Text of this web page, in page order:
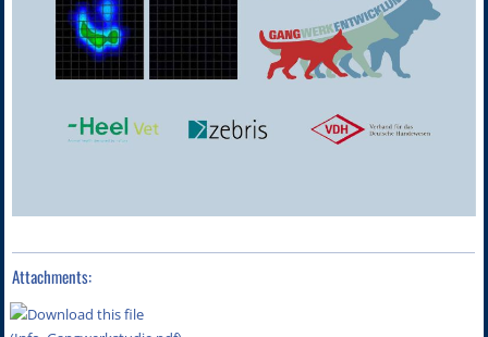
Attachments: